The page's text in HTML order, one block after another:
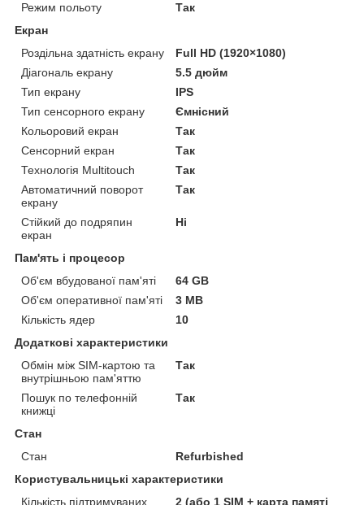
Режим польоту
Так
Екран
Роздільна здатність екрану
Full HD (1920×1080)
Діагональ екрану
5.5 дюйм
Тип екрану
IPS
Тип сенсорного екрану
Ємнісний
Кольоровий екран
Так
Сенсорний екран
Так
Технологія Multitouch
Так
Автоматичний поворот
екрану
Так
Стійкий до подряпин
екран
Ні
Пам'ять і процесор
Об'єм вбудованої пам'яті
64 GB
Об'єм оперативної пам'яті
3 MB
Кількість ядер
10
Додаткові характеристики
Обмін між SIM-картою та
внутрішньою пам'яттю
Так
Пошук по телефонній
книжці
Так
Стан
Стан
Refurbished
Користувальницькі характеристики
Кількість підтримуваних
2 (або 1 SIM + карта памяті